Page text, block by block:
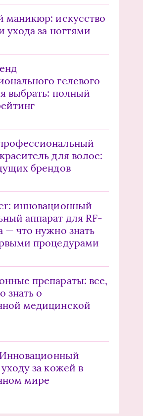
маникюр: искусство
ухода за ногтями
гелевого
выбрать: полный
для волос:
брендов
инновационный
аппарат для RF-
— что нужно знать
процедурами
препараты: все,
знать о
медицинской
за кожей в
мире